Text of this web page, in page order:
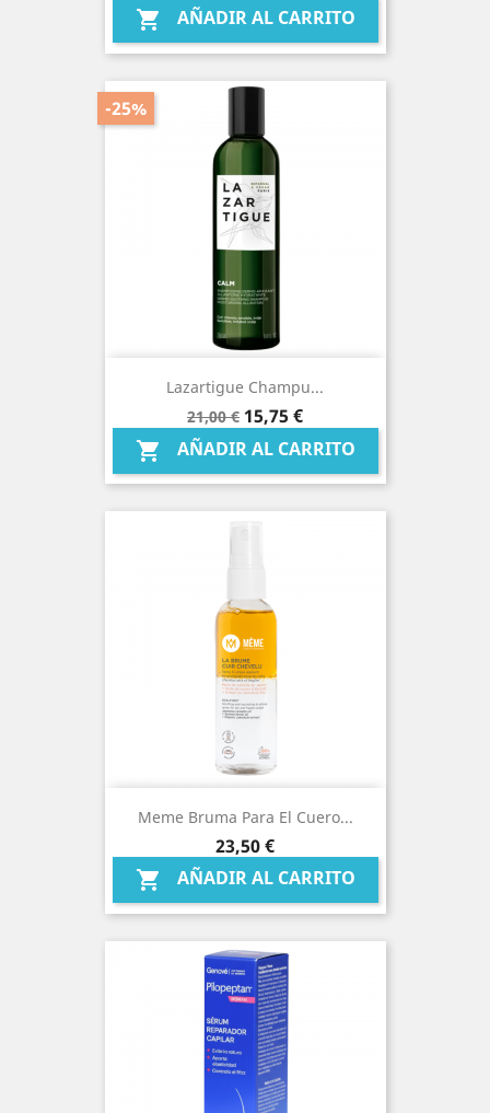
 AÑADIR AL CARRITO
Lazartigue Champu...
Precio
base
21,00 €
-25%
Precio
15,75 €
 AÑADIR AL CARRITO
Meme Bruma Para El Cuero...
Precio
23,50 €
 AÑADIR AL CARRITO